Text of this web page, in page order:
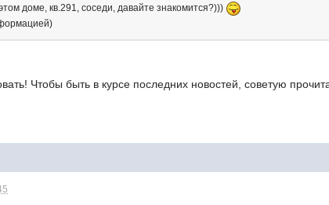
доме, кв.291, соседи, давайте знакомится?)))
Чтобы быть в курсе последних новостей, советую